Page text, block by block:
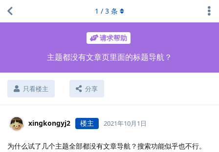
请求帮助
主题都没有文章页里面的标题导航？
只看楼主 分享
1 / 3 条
xingkongyj2 楼主 2021年10月1日
为什么试了几个主题全部都没有文章导航？搜索功能似乎也不行。